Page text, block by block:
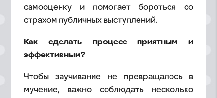
самооценку и помогает бороться со
страхом публичных выступлений.
Как сделать процесс приятным и
эффективным?
Чтобы заучивание не превращалось в
мучение, важно соблюдать несколько